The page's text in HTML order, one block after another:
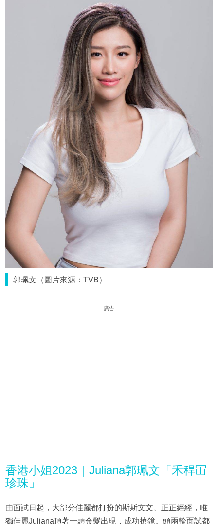
郭珮文（圖片來源：TVB）
廣告
香港小姐2023｜Juliana郭珮文「禾稈冚
珍珠」
由面試日起，大部分佳麗都打扮的斯斯文文、正正經經，唯
獨佳麗Juliana頂著一頭金髮出現，成功搶鏡。頭兩輪面試都